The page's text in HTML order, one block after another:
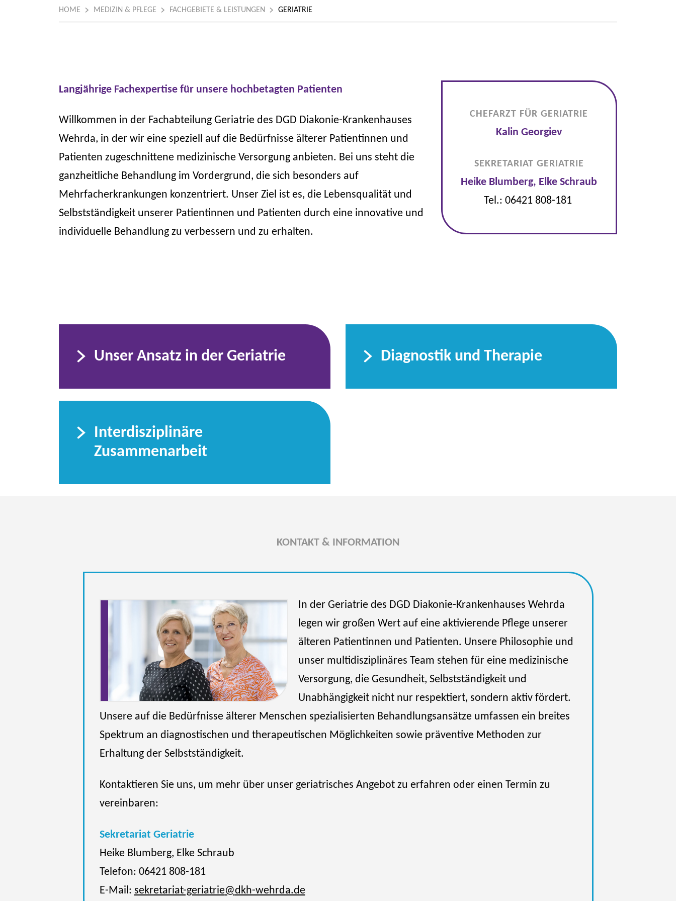
HOME MEDIZIN & PFLEGE FACHGEBIETE & LEISTUNGEN GERIATRIE
Langjährige Fachexpertise für unsere hochbetagten Patienten
Willkommen in der Fachabteilung Geriatrie des DGD Diakonie-Krankenhauses
Wehrda, in der wir eine speziell auf die Bedürfnisse älterer Patientinnen und
Patienten zugeschnittene medizinische Versorgung anbieten. Bei uns steht die
ganzheitliche Behandlung im Vordergrund, die sich besonders auf
Mehrfacherkrankungen konzentriert. Unser Ziel ist es, die Lebensqualität und
Selbstständigkeit unserer Patientinnen und Patienten durch eine innovative und
individuelle Behandlung zu verbessern und zu erhalten.
CHEFARZT FÜR GERIATRIE
Kalin Georgiev
SEKRETARIAT GERIATRIE
Heike Blumberg, Elke Schraub
Tel.: 06421 808-181
Unser Ansatz in der Geriatrie Diagnostik und Therapie
Interdisziplinäre
Zusammenarbeit
KONTAKT & INFORMATION
In der Geriatrie des DGD Diakonie-Krankenhauses Wehrda
legen wir großen Wert auf eine aktivierende Pflege unserer
älteren Patientinnen und Patienten. Unsere Philosophie und
unser multidisziplinäres Team stehen für eine medizinische
Versorgung, die Gesundheit, Selbstständigkeit und
Unabhängigkeit nicht nur respektiert, sondern aktiv fördert.
Unsere auf die Bedürfnisse älterer Menschen spezialisierten Behandlungsansätze umfassen ein breites
Spektrum an diagnostischen und therapeutischen Möglichkeiten sowie präventive Methoden zur
Erhaltung der Selbstständigkeit.
Kontaktieren Sie uns, um mehr über unser geriatrisches Angebot zu erfahren oder einen Termin zu
vereinbaren:
Sekretariat Geriatrie
Heike Blumberg, Elke Schraub
Telefon: 06421 808-181
E-Mail: sekretariat-geriatrie@dkh-wehrda.de